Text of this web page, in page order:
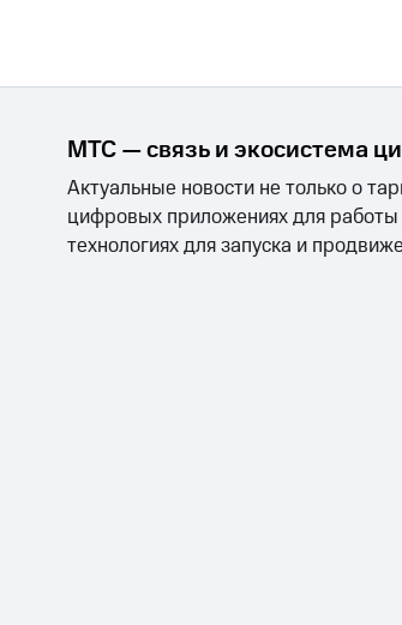
МТС — связь и экосистема
Актуальные новости не только о
цифровых приложениях для
технологиях для запуска и